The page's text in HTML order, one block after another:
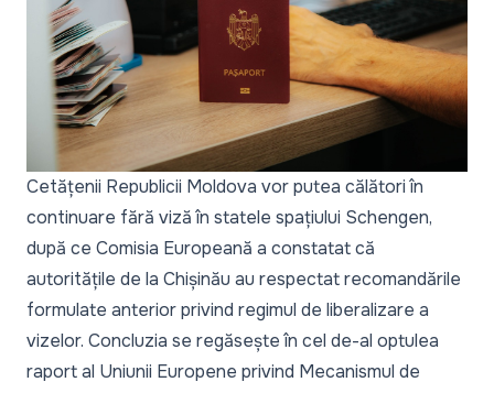
Cetățenii Republicii Moldova vor putea călători în
continuare fără viză în statele spațiului Schengen,
după ce Comisia Europeană a constatat că
autoritățile de la Chișinău au respectat recomandările
formulate anterior privind regimul de liberalizare a
vizelor. Concluzia se regăsește în cel de-al optulea
raportal Uniunii Europene privind Mecanismul de